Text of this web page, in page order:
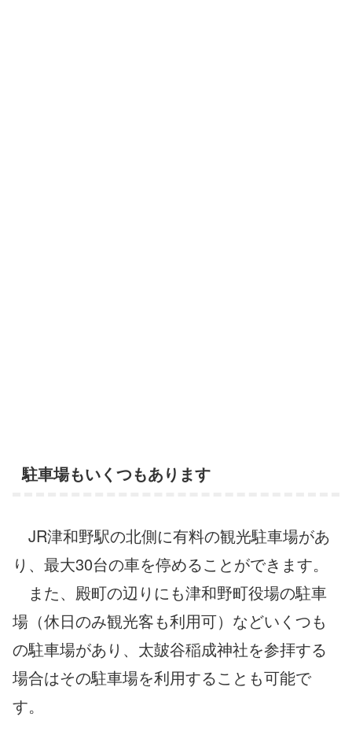
駐車場もいくつもあります
JR津和野駅の北側に有料の観光駐車場があ
り、最大30台の車を停めることができます。
また、殿町の辺りにも津和野町役場の駐車
場（休日のみ観光客も利用可）などいくつも
の駐車場があり、太皷谷稲成神社を参拝する
場合はその駐車場を利用することも可能で
す。